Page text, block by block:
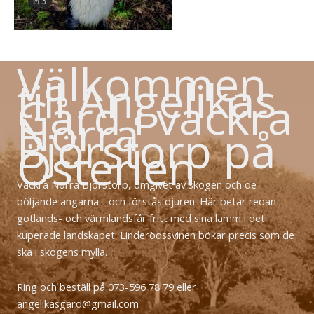
Välkommen
till Angelikas
Gård i vackra
Norra
Björstorp på
Österlen
Vackra Norra Björstorp, omgivet av skogen och de
böljande ängarna - och förstås djuren. Här betar redan
gotlands- och värmlandsfår fritt med sina lamm i det
kuperade landskapet. Linderödssvinen bökar precis som de
ska i skogens mylla.
Ring och beställ på 073-596 78 79 eller
angelikasgard@gmail.com